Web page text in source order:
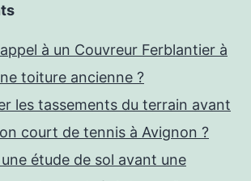
à un Couvreur Ferblantier à
toiture ancienne ?
les tassements du terrain avant
court de tennis à Avignon ?
étude de sol avant une